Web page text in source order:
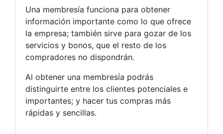
Una membresía funciona para obtener
información importante como lo que ofrece
la empresa; también sirve para gozar de los
servicios y bonos, que el resto de los
compradores no dispondrán.
Al obtener una membresía podrás
distinguirte entre los clientes potenciales e
importantes; y hacer tus compras más
rápidas y sencillas.